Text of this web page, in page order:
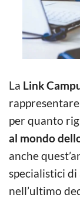
La Link
per quanto
al mondo
anche
specialistici
nell’ultimo